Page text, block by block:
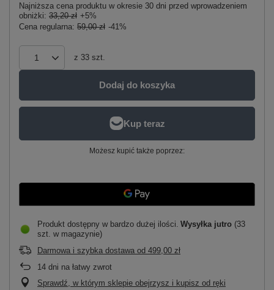
Najniższa cena produktu w okresie 30 dni przed wprowadzeniem
obniżki: 33,20 zł +5%
Cena regularna: 59,00 zł -41%
z 33 szt.
Dodaj do koszyka
Możesz kupić także poprzez:
Produkt dostępny w bardzo dużej ilości Wysyłka jutro (33
szt. w magazynie)
Darmowa i szybka dostawa od 499,00 zł
14 dni na łatwy zwrot
Sprawdź, w którym sklepie obejrzysz i kupisz od ręki